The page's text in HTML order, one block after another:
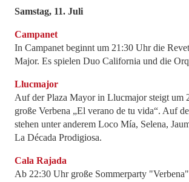
Samstag, 11. Juli
Campanet
In Campanet beginnt um 21:30 Uhr die
Major. Es spielen Duo California und die
Llucmajor
Auf der Plaza Mayor in Llucmajor steigt um
große Verbena „El verano de tu vida“. Auf
stehen unter anderem Loco Mía, Selena,
La Década Prodigiosa.
Cala Rajada
Ab 22:30 Uhr große Sommerparty